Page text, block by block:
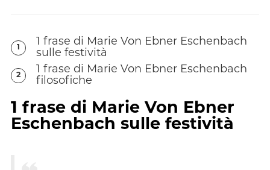
1 frase di Marie Von Ebner Eschenbach
sulle festività
2 1 frase di Marie Von Ebner Eschenbach
filosofiche
1 frase di Marie Von Ebner
Eschenbach sulle festività